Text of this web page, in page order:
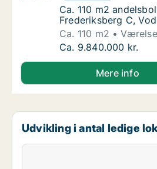
Ca. 110 m2
Ca. 110 m2
Frederiksberg C,
Ca. 110 m2
Ca. 110 m2
Ca. 9.840.000 kr.
Mere info
Udvikling i antal ledige